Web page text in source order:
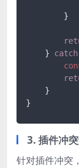
        }
    }
catch
    }
3. 插件冲
针对插件冲突